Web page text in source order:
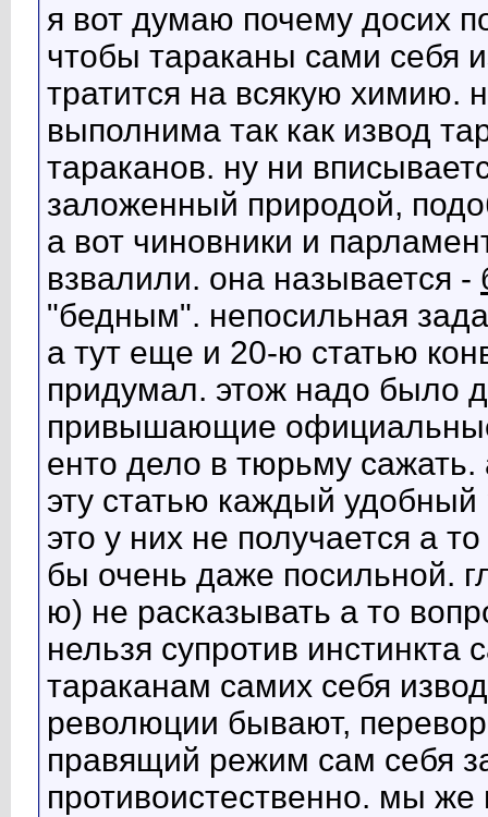
я вот думаю почему досих
чтобы тараканы сами себя
тратится на всякую химию.
выполнима так как извод
тараканов. ну ни
заложенный природой,
а вот чиновники и
взвалили. она называется -
"бедным". непосильная
а тут еще и 20-ю статью
придумал. этож надо было
привышающие
енто дело в тюрьму
эту статью каждый удобный
это у них не получается а
бы очень даже посильной.
ю) не расказывать а то
нельзя супротив
тараканам самих себя
революции бывают,
правящий режим сам себя
противоистественно. мы